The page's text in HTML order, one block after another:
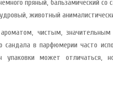
пряный, бальзамический со
животный
чистым,
в парфюмерии часто
упаковки может отличаться,